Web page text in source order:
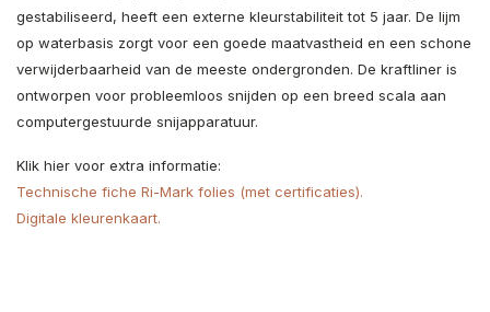
gestabiliseerd, heeft een externe kleurstabiliteit tot 5 jaar. De lijm
op waterbasis zorgt voor een goede maatvastheid en een schone
verwijderbaarheid van de meeste ondergronden. De kraftliner is
ontworpen voor probleemloos snijden op een breed scala aan
computergestuurde snijapparatuur.
Klik hier voor extra informatie:
Technische fiche Ri-Mark folies (met certificaties).
Digitale kleurenkaart.